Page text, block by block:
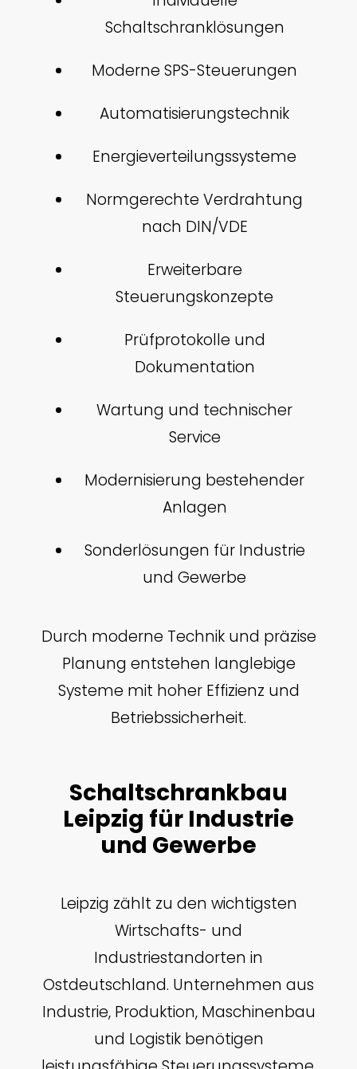
Schaltschranklösungen
Moderne SPS-Steuerungen
Automatisierungstechnik
Energieverteilungssysteme
Normgerechte Verdrahtung
nach DIN/VDE
Erweiterbare
Steuerungskonzepte
Prüfprotokolle und
Dokumentation
Wartung und technischer
Service
Modernisierung bestehender
Anlagen
Sonderlösungen für Industrie
und Gewerbe
Durch moderne Technik und präzise
Planung entstehen langlebige
Systeme mit hoher Effizienz und
Betriebssicherheit.
Schaltschrankbau
Leipzig für Industrie
und Gewerbe
Leipzig zählt zu den wichtigsten
Wirtschafts- und
Industriestandorten in
Ostdeutschland. Unternehmen aus
Industrie, Produktion, Maschinenbau
und Logistik benötigen